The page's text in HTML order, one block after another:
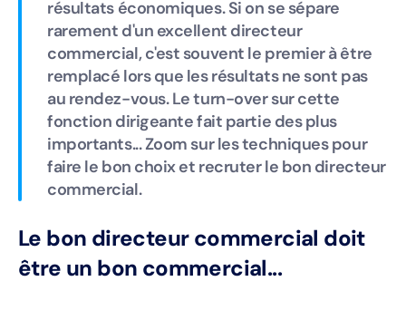
résultats économiques. Si on se sépare
rarement d'un excellent directeur
commercial, c'est souvent le premier à être
remplacé lors que les résultats ne sont pas
au rendez-vous. Le turn-over sur cette
fonction dirigeante fait partie des plus
importants... Zoom sur les techniques pour
faire le bon choix et recruter le bon directeur
commercial.
Le bon directeur commercial doit
être un bon commercial...